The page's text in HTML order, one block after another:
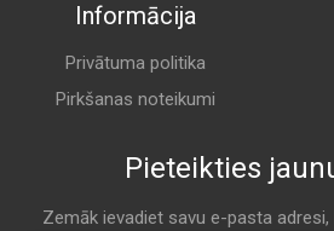
Informācija
Privātuma politika
Pirkšanas noteikumi
Pieteikties
Zemāk ievadiet savu e-pasta